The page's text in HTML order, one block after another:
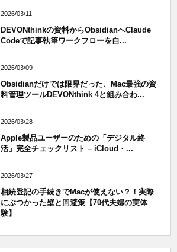
2026/03/11
DEVONthinkの資料からObsidianへClaude
Codeで記事執筆ワークフローを自...
2026/03/09
Obsidianだけでは限界だった、Mac最強の資
料管理ツールDEVONthink 4と組み合わ...
2026/03/28
Apple製品ユーザーのための「デジタル終
活」完全チェックリスト – iCloud・...
2026/03/27
相続登記の手続きでMacが使えない？！実際
にぶつかった壁と回避策【70代夫婦の実体
験】